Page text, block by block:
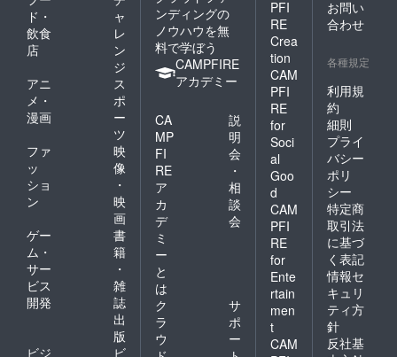
ド・
飲食
店
ャ
レ
ン
ジ
アニ
メ・
漫画
ス
ポ
ー
ツ
ファ
ッ
ショ
ン
映
像
・
映
画
ゲー
ム・
サー
ビス
開発
書
籍
・
雑
誌
出
版
ビジ
ビ
ンディングの
ノウハウを無
料で学ぼう
CAMPFIRE
アカデミー
CA
MP
FI
RE
ア
カ
デ
ミ
ー
と
は
説
明
会
・
相
談
会
ク
ラ
ウ
サ
ポ
ー
PFI
RE
Crea
tion
CAM
PFI
RE
for
Soci
al
Goo
d
CAM
PFI
RE
for
Ente
rtain
men
t
CAM
お問い
合わせ
各種規定
利用規
約
細則
プライ
バシー
ポリ
シー
特定商
取引法
に基づ
く表記
情報セ
キュリ
ティ方
針
反社基